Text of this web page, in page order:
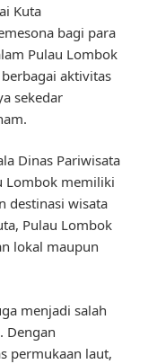
Kuta
bagi para
Pulau Lombok
aktivitas
sekedar
Dinas Pariwisata
Lombok memiliki
destinasi wisata
Pulau Lombok
lokal maupun
menjadi salah
Dengan
permukaan laut,